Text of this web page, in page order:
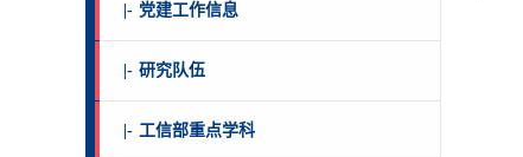
|- 党建工作信息
|- 研究队伍
|- 工信部重点学科